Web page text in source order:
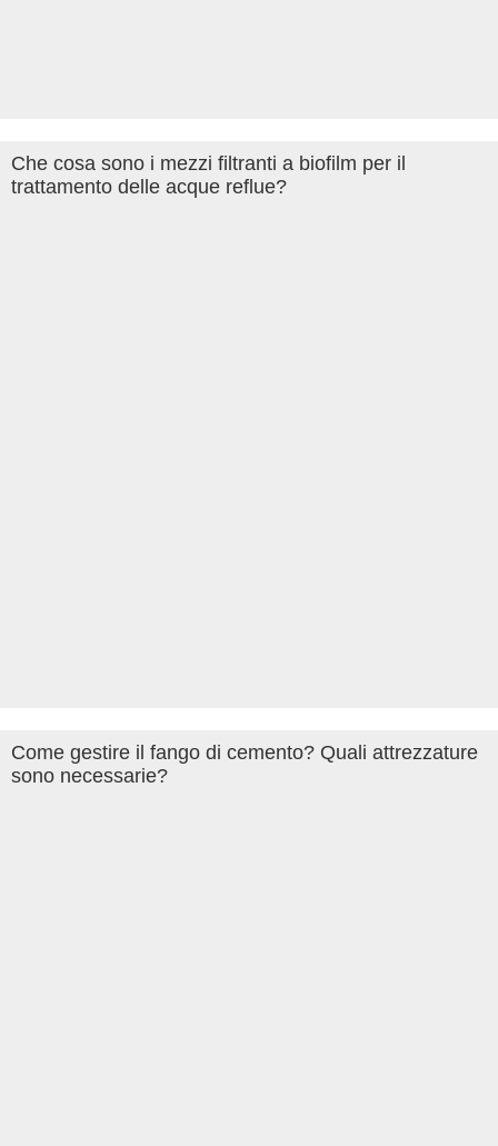
Che cosa sono i mezzi filtranti a biofilm per il
trattamento delle acque reflue?
Come gestire il fango di cemento? Quali attrezzature
sono necessarie?